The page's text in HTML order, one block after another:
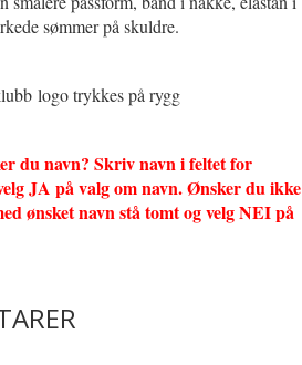
sømmer på skuldre.
logo trykkes på rygg
du navn? Skriv navn i feltet for
JA på valg om navn. Ønsker du ikke
ønsket navn stå tomt og velg NEI på